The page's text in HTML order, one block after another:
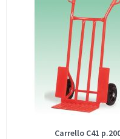
Carrello C41